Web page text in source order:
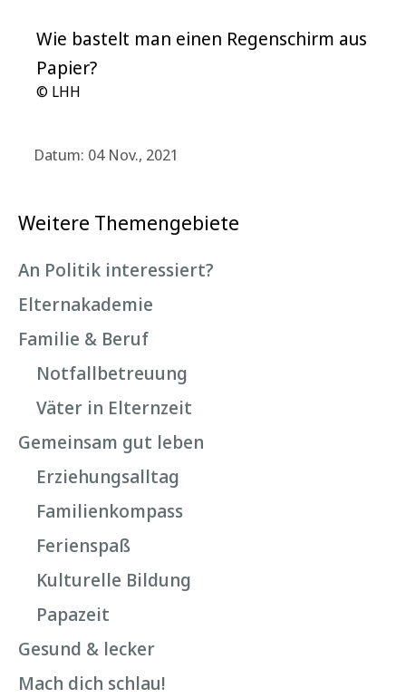
Wie bastelt man einen Regenschirm aus
Papier?
© LHH
Datum: 04 Nov., 2021
Weitere Themengebiete
An Politik interessiert?
Elternakademie
Familie & Beruf
Notfallbetreuung
Väter in Elternzeit
Gemeinsam gut leben
Erziehungsalltag
Familienkompass
Ferienspaß
Kulturelle Bildung
Papazeit
Gesund & lecker
Mach dich schlau!